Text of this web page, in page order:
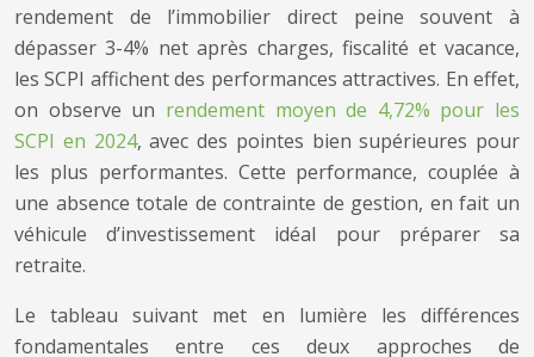
rendement de l’immobilier direct peine souvent à
dépasser 3-4% net après charges, fiscalité et vacance,
les SCPI affichent des performances attractives. En effet,
on observe un rendement moyen de 4,72% pour les
SCPI en 2024, avec des pointes bien supérieures pour
les plus performantes. Cette performance, couplée à
une absence totale de contrainte de gestion, en fait un
véhicule d’investissement idéal pour préparer sa
retraite.
Le tableau suivant met en lumière les différences
fondamentales entre ces deux approches de